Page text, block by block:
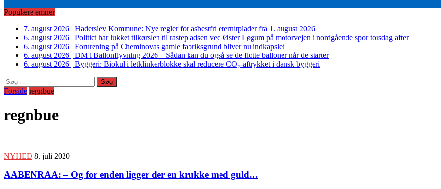
Populære emner
7. august 2026 | Haderslev Kommune: Nye regler for asbestfri eternitplader fra 1. august 2026
6. august 2026 | Politiet har lukket tilkørslen til rastepladsen ved Øster Løgum på motorvejen i nordgående spor torsdag aften
6. august 2026 | Forurening på Cheminovas gamle fabriksgrund bliver nu indkapslet
6. august 2026 | DM i Ballonflyvning 2026 – Sådan kan du også se de flotte balloner når de starter
6. august 2026 | Byggeri: Biokul i letklinkerblokke skal reducere CO₂-aftrykket i dansk byggeri
Søg
efter:
Forside regnbue
regnbue
NYHED 8. juli 2020
AABENRAA: – Og for enden ligger der en krukke med guld…